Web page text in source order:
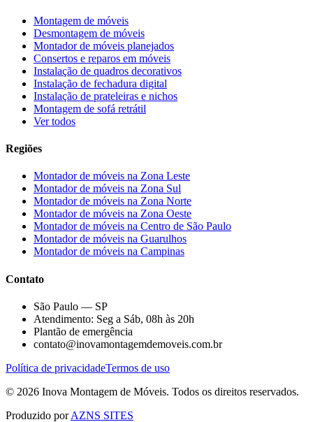
Montagem de móveis
Desmontagem de móveis
Montador de móveis planejados
Consertos e reparos em móveis
Instalação de quadros decorativos
Instalação de fechadura digital
Instalação de prateleiras e nichos
Montagem de sofá retrátil
Ver todos
Regiões
Montador de móveis na Zona Leste
Montador de móveis na Zona Sul
Montador de móveis na Zona Norte
Montador de móveis na Zona Oeste
Montador de móveis na Centro de São Paulo
Montador de móveis na Guarulhos
Montador de móveis na Campinas
Contato
São Paulo — SP
Atendimento: Seg a Sáb, 08h às 20h
Plantão de emergência
contato@inovamontagemdemoveis.com.br
Política de privacidadeTermos de uso
© 2026 Inova Montagem de Móveis. Todos os direitos reservados.
Produzido porAZNS SITES